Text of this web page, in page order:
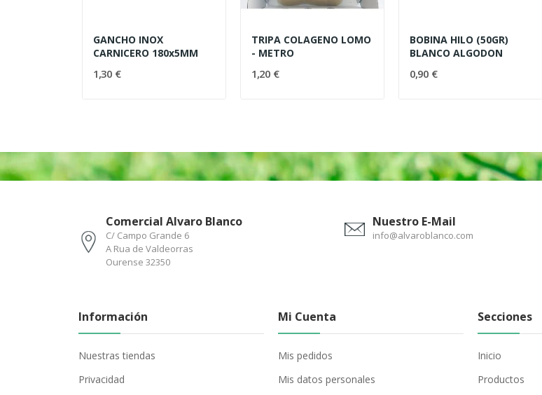
GANCHO INOX
CARNICERO 180x5MM
1,30 €
TRIPA COLAGENO LOMO
- METRO
1,20 €
BOBINA HILO (50GR)
BLANCO ALGODON
0,90 €
Comercial Alvaro Blanco
C/ Campo Grande 6
A Rua de Valdeorras
Ourense 32350
Nuestro E-Mail
info@alvaroblanco.com
Información
Nuestras tiendas
Privacidad
Mi Cuenta
Mis pedidos
Mis datos personales
Secciones
Inicio
Productos